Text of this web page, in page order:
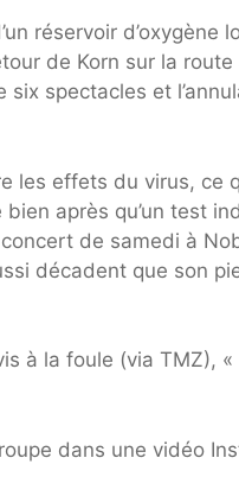
réservoir
de Korn sur la
spectacles et
les effets du virus, ce
après qu’un test
de samedi à
décadent que son
à la foule (via TMZ),
dans une vidéo